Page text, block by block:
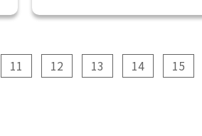
11 12 13 14 15